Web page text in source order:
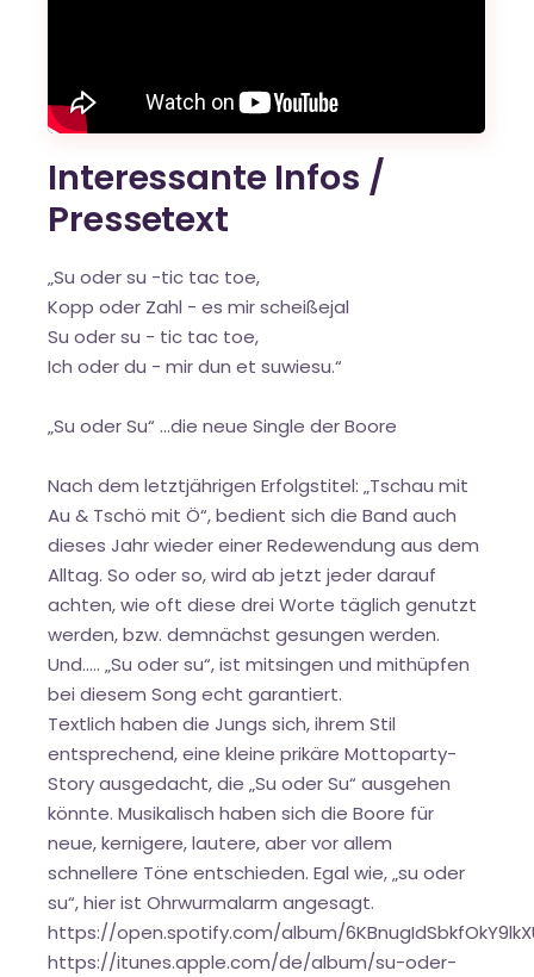
Interessante Infos /
Pressetext
„Su oder su -tic tac toe,
Kopp oder Zahl - es mir scheißejal
Su oder su - tic tac toe,
Ich oder du - mir dun et suwiesu.“
„Su oder Su“ ...die neue Single der Boore
Nach dem letztjährigen Erfolgstitel: „Tschau mit
Au & Tschö mit Ö“, bedient sich die Band auch
dieses Jahr wieder einer Redewendung aus dem
Alltag. So oder so, wird ab jetzt jeder darauf
achten, wie oft diese drei Worte täglich genutzt
werden, bzw. demnächst gesungen werden.
Und..... „Su oder su“, ist mitsingen und mithüpfen
bei diesem Song echt garantiert.
Textlich haben die Jungs sich, ihrem Stil
entsprechend, eine kleine prikäre Mottoparty-
Story ausgedacht, die „Su oder Su“ ausgehen
könnte. Musikalisch haben sich die Boore für
neue, kernigere, lautere, aber vor allem
schnellere Töne entschieden. Egal wie, „su oder
su“, hier ist Ohrwurmalarm angesagt.
https://open.spotify.com/album/
https://itunes.apple.com/de/album/su-oder-